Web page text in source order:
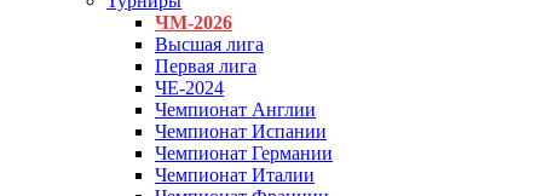
ЧМ-2026
Высшая лига
Первая лига
ЧЕ-2024
Чемпионат Англии
Чемпионат Испании
Чемпионат Германии
Чемпионат Италии